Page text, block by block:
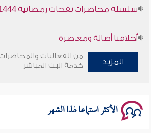
سلسلة محاضرات نفحات رمضانية 1444هـ
أخلاقنا أصالة ومعاصرة
وأمنهم من خوف 9
المزيد
من الفعاليات
خدمة البث المباشر
الأكثر استماعا لهذا الشهر